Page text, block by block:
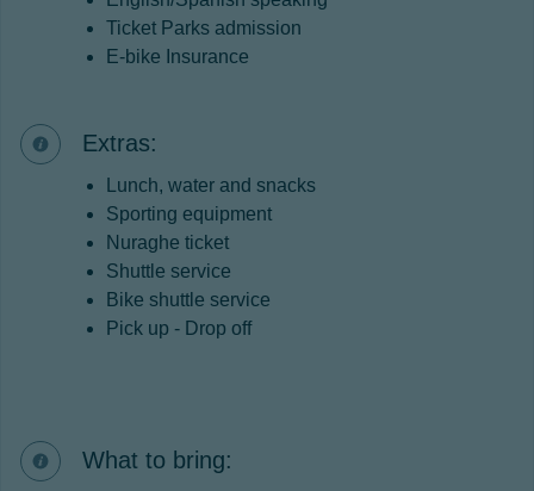
Ticket Parks admission
E-bike Insurance
Extras:
Lunch, water and snacks
Sporting equipment
Nuraghe ticket
Shuttle service
Bike shuttle service
Pick up - Drop off
What to bring: